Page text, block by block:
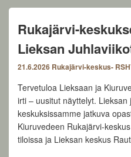
Rukajärvi-
Lieksan
21.6.2026 Rukajärvi-keskus-
Tervetuloa Lieksaan ja
irti – uusitut näyttelyt.
keskuksissamme jatkuva
Kiuruvedeen Rukajärvi-
tiloissa ja Lieksan keskus